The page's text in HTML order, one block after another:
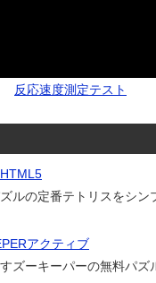
反応速度測定テスト
ルの定番テトリスをシン
アクティブ
ズーキーパーの無料パズ